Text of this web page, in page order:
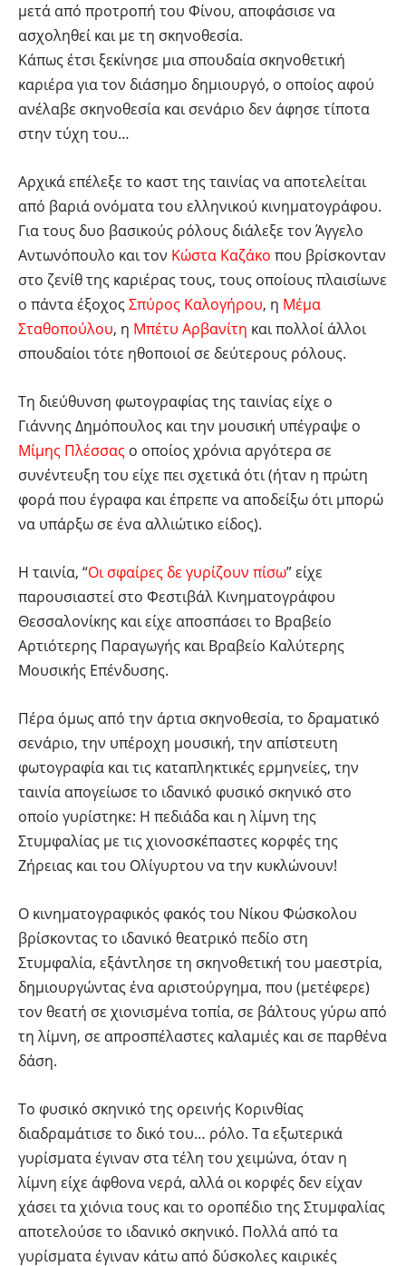
μετά από προτροπή του Φίνου, αποφάσισε να
ασχοληθεί και με τη σκηνοθεσία.
Κάπως έτσι ξεκίνησε μια σπουδαία σκηνοθετική
καριέρα για τον διάσημο δημιουργό, ο οποίος αφού
ανέλαβε σκηνοθεσία και σενάριο δεν άφησε τίποτα
στην τύχη του…
Αρχικά επέλεξε το καστ της ταινίας να αποτελείται
από βαριά ονόματα του ελληνικού κινηματογράφου.
Για τους δυο βασικούς ρόλους διάλεξε τον Άγγελο
Αντωνόπουλο και τον Κώστα Καζάκο που βρίσκονταν
στο ζενίθ της καριέρας τους, τους οποίους πλαισίωνε
ο πάντα έξοχοςΣπύρος Καλογήρου, η Μέμα
Σταθοπούλου, η Μπέτυ Αρβανίτη και πολλοί άλλοι
σπουδαίοι τότε ηθοποιοί σε δεύτερους ρόλους.
Τη διεύθυνση φωτογραφίας της ταινίας είχε ο
Γιάννης Δημόπουλος και την μουσική υπέγραψε ο
Μίμης Πλέσσας ο οποίος χρόνια αργότερα σε
συνέντευξη του είχε πει σχετικά ότι (ήταν η πρώτη
φορά που έγραφα και έπρεπε να αποδείξω ότι μπορώ
να υπάρξω σε ένα αλλιώτικο είδος).
Η ταινία, “Οι σφαίρες δε γυρίζουν πίσω” είχε
παρουσιαστεί στο Φεστιβάλ Κινηματογράφου
Θεσσαλονίκης και είχε αποσπάσει το Βραβείο
Αρτιότερης Παραγωγής και Βραβείο Καλύτερης
Μουσικής Επένδυσης.
Πέρα όμως από την άρτια σκηνοθεσία, το δραματικό
σενάριο, την υπέροχη μουσική, την απίστευτη
φωτογραφία και τις καταπληκτικές ερμηνείες, την
ταινία απογείωσε το ιδανικό φυσικό σκηνικό στο
οποίο γυρίστηκε: Η πεδιάδα και η λίμνη της
Στυμφαλίας με τις χιονοσκέπαστες κορφές της
Ζήρειας και του Ολίγυρτου να την κυκλώνουν!
Ο κινηματογραφικός φακός του Νίκου Φώσκολου
βρίσκοντας το ιδανικό θεατρικό πεδίο στη
Στυμφαλία, εξάντλησε τη σκηνοθετική του μαεστρία,
δημιουργώντας ένα αριστούργημα, που (μετέφερε)
τον θεατή σε χιονισμένα τοπία, σε βάλτους γύρω από
τη λίμνη, σε απροσπέλαστες καλαμιές και σε παρθένα
δάση.
Το φυσικό σκηνικό της ορεινής Κορινθίας
διαδραμάτισε το δικό του… ρόλο. Τα εξωτερικά
γυρίσματα έγιναν στα τέλη του χειμώνα, όταν η
λίμνη είχε άφθονα νερά, αλλά οι κορφές δεν είχαν
χάσει τα χιόνια τους και το οροπέδιο της Στυμφαλίας
αποτελούσε το ιδανικό σκηνικό. Πολλά από τα
γυρίσματα έγιναν κάτω από δύσκολες καιρικές